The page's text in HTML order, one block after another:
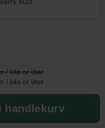
/ kilo or liter
/ kilo or liter
handlekurv